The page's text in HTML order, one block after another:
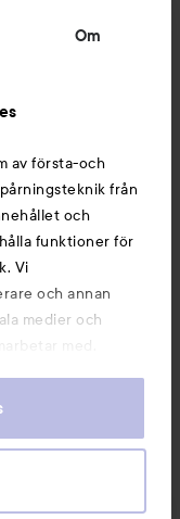
Om
av första-och
från
och
funktioner för
Vi
och annan
medier och
med.
som de har
vår webbplats.
för